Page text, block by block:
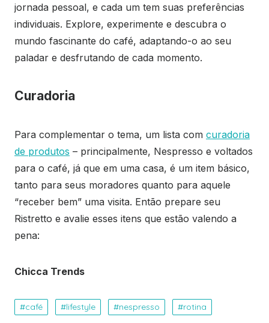
jornada pessoal, e cada um tem suas preferências
individuais. Explore, experimente e descubra o
mundo fascinante do café, adaptando-o ao seu
paladar e desfrutando de cada momento.
Curadoria
Para complementar o tema, um lista com curadoria
de produtos – principalmente, Nespresso e voltados
para o café, já que em uma casa, é um item básico,
tanto para seus moradores quanto para aquele
“receber bem” uma visita. Então prepare seu
Ristretto e avalie esses itens que estão valendo a
pena:
Chicca Trends
café lifestyle nespresso rotina